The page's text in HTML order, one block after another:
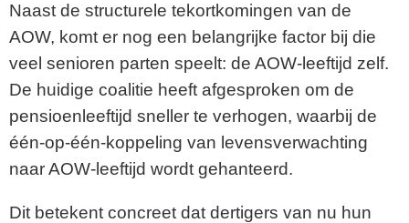
Naast de structurele tekortkomingen van de
AOW, komt er nog een belangrijke factor bij die
veel senioren parten speelt: de AOW-leeftijd zelf.
De huidige coalitie heeft afgesproken om de
pensioenleeftijd sneller te verhogen, waarbij de
één-op-één-koppeling van levensverwachting
naar AOW-leeftijd wordt gehanteerd.
Dit betekent concreet dat dertigers van nu hun